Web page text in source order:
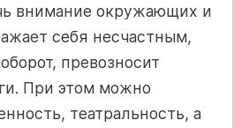
внимание окружающих и
себя несчастным,
превозносит
При этом можно
театральность, а